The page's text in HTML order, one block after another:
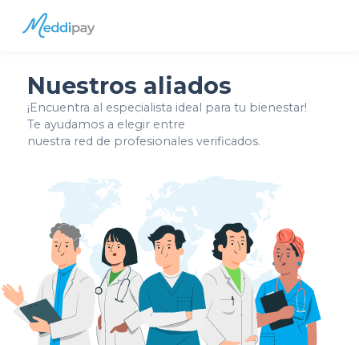
Saltar al contenido principal
Nuestros aliados
¡Encuentra al especialista ideal para tu bienestar!
Te ayudamos a elegir entre
nuestra red de profesionales verificados.